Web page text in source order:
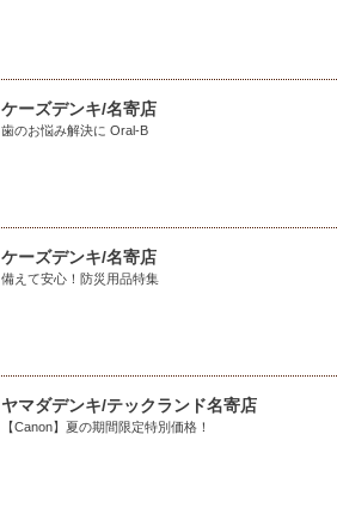
ケーズデンキ/名寄店
歯のお悩み解決に Oral-B
ケーズデンキ/名寄店
備えて安心！防災用品特集
ヤマダデンキ/テックランド名寄店
【Canon】夏の期間限定特別価格！